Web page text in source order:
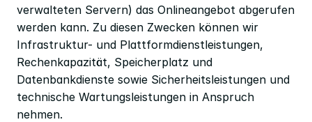
verwalteten Servern) das Onlineangebot abgerufen
werden kann. Zu diesen Zwecken können wir
Infrastruktur- und Plattformdienstleistungen,
Rechenkapazität, Speicherplatz und
Datenbankdienste sowie Sicherheitsleistungen und
technische Wartungsleistungen in Anspruch
nehmen.